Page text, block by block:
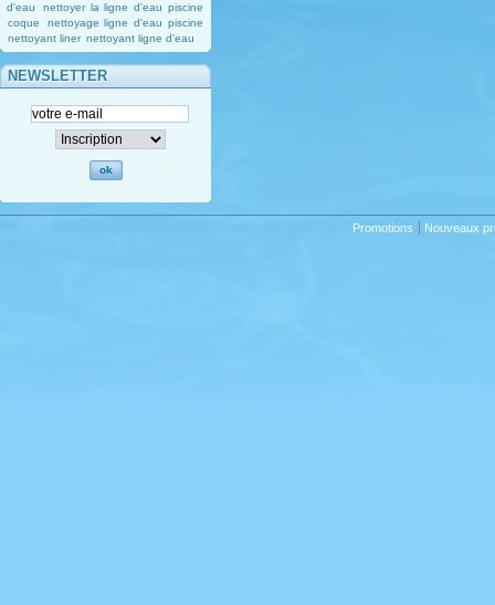
d'eau
nettoyer la ligne d'eau piscine
coque
nettoyage ligne d'eau piscine
nettoyant liner nettoyant ligne d'eau
NEWSLETTER
Promotions Nouveaux